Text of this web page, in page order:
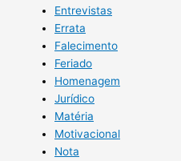
Entrevistas
Errata
Falecimento
Feriado
Homenagem
Jurídico
Matéria
Motivacional
Nota